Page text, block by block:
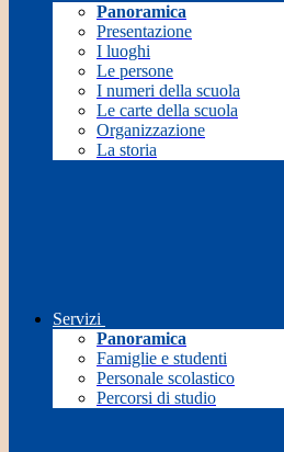
Panoramica
Presentazione
I luoghi
Le persone
I numeri della scuola
Le carte della scuola
Organizzazione
La storia
Servizi
Panoramica
Famiglie e studenti
Personale scolastico
Percorsi di studio